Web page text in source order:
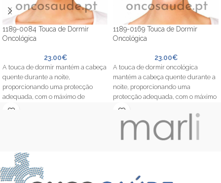
1189-0084 Touca de Dormir
Oncológica
23.00€
A touca de dormir mantém a cabeça
quente durante a noite,
proporcionando uma protecção
adequada, com o máximo de
conforto.
radioterapia).
1189-0169 Touca de Dormir
Oncológica
23.00€
A touca de dormir oncológica
mantém a cabeça quente durante a
noite, proporcionando uma
protecção adequada, com o máximo
de conforto.
Touca de dormir específica para
quem está a realizar tratamentos
oncológicos (quimioterapia /